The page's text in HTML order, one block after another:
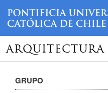
ARQUITECTURA
GRUPO